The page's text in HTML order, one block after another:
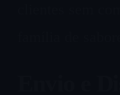
clientes sem
Envio e